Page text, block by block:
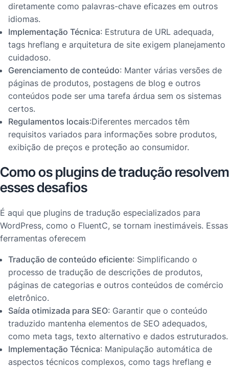
diretamente como palavras-chave eficazes em outros
idiomas.
Implementação Técnica: Estrutura de URL adequada,
tags hreflang e arquitetura de site exigem planejamento
cuidadoso.
Gerenciamento de conteúdo: Manter várias versões de
páginas de produtos, postagens de blog e outros
conteúdos pode ser uma tarefa árdua sem os sistemas
certos.
Regulamentos locais:Diferentes mercados têm
requisitos variados para informações sobre produtos,
exibição de preços e proteção ao consumidor.
Como os plugins de tradução resolvem
esses desafios
É aqui que plugins de tradução especializados para
WordPress, como o FluentC, se tornam inestimáveis. Essas
ferramentas oferecem
Tradução de conteúdo eficiente: Simplificando o
processo de tradução de descrições de produtos,
páginas de categorias e outros conteúdos de comércio
eletrônico.
Saída otimizada para SEO: Garantir que o conteúdo
traduzido mantenha elementos de SEO adequados,
como meta tags, texto alternativo e dados estruturados.
Implementação Técnica: Manipulação automática de
aspectos técnicos complexos, como tags hreflang e